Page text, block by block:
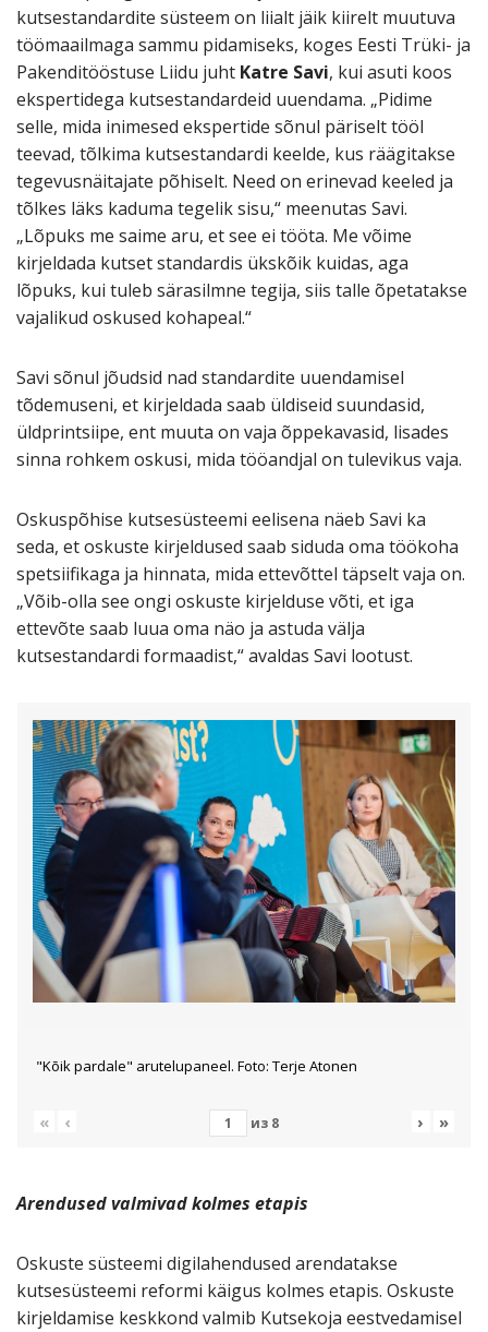
kutsestandardite süsteem on liialt jäik kiirelt muutuva
töömaailmaga sammu pidamiseks, koges Eesti Trüki- ja
Pakenditööstuse Liidu juht Katre Savi, kui asuti koos
ekspertidega kutsestandardeid uuendama. „Pidime
selle, mida inimesed ekspertide sõnul päriselt tööl
teevad, tõlkima kutsestandardi keelde, kus räägitakse
tegevusnäitajate põhiselt. Need on erinevad keeled ja
tõlkes läks kaduma tegelik sisu,“ meenutas Savi.
„Lõpuks me saime aru, et see ei tööta. Me võime
kirjeldada kutset standardis ükskõik kuidas, aga
lõpuks, kui tuleb särasilmne tegija, siis talle õpetatakse
vajalikud oskused kohapeal.“
Savi sõnul jõudsid nad standardite uuendamisel
tõdemuseni, et kirjeldada saab üldiseid suundasid,
üldprintsiipe, ent muuta on vaja õppekavasid, lisades
sinna rohkem oskusi, mida tööandjal on tulevikus vaja.
Oskuspõhise kutsesüsteemi eelisena näeb Savi ka
seda, et oskuste kirjeldused saab siduda oma töökoha
spetsiifikaga ja hinnata, mida ettevõttel täpselt vaja on.
„Võib-olla see ongi oskuste kirjelduse võti, et iga
ettevõte saab luua oma näo ja astuda välja
kutsestandardi formaadist,“ avaldas Savi lootust.
"Kõik pardale" arutelupaneel. Foto: Terje Atonen
« ‹ из 8 › »
Arendused valmivad kolmes etapis
Oskuste süsteemi digilahendused arendatakse
kutsesüsteemi reformi käigus kolmes etapis. Oskuste
kirjeldamise keskkond valmib Kutsekoja eestvedamisel